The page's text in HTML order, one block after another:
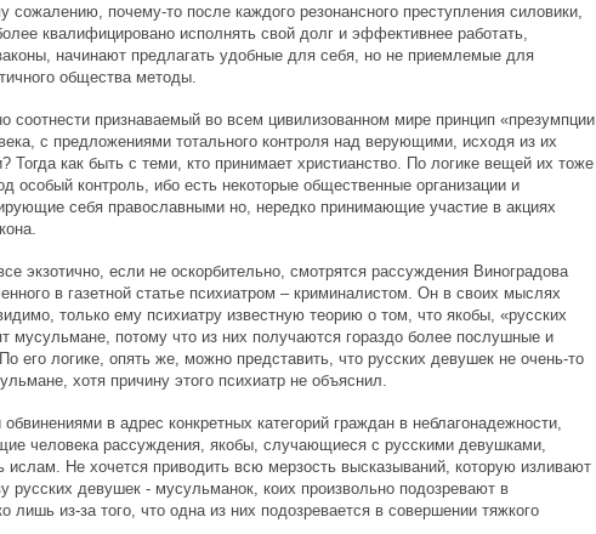
почему-то после каждого резонансного преступления силовики,
квалифицировано исполнять свой долг и эффективнее работать,
начинают предлагать удобные для себя, но не приемлемые для
общества методы.
соотнести признаваемый во всем цивилизованном мире принцип «презумпции
с предложениями тотального контроля над верующими, исходя из их
Тогда как быть с теми, кто принимает христианство. По логике вещей их тоже
особый контроль, ибо есть некоторые общественные организации и
себя православными но, нередко принимающие участие в акциях
экзотично, если не оскорбительно, смотрятся рассуждения Виноградова
в газетной статье психиатром – криминалистом. Он в своих мыслях
только ему психиатру известную теорию о том, что якобы, «русских
мусульмане, потому что из них получаются гораздо более послушные и
его логике, опять же, можно представить, что русских девушек не очень-то
хотя причину этого психиатр не объяснил.
в адрес конкретных категорий граждан в неблагонадежности,
человека рассуждения, якобы, случающиеся с русскими девушками,
ислам. Не хочется приводить всю мерзость высказываний, которую изливают
русских девушек - мусульманок, коих произвольно подозревают в
лишь из-за того, что одна из них подозревается в совершении тяжкого